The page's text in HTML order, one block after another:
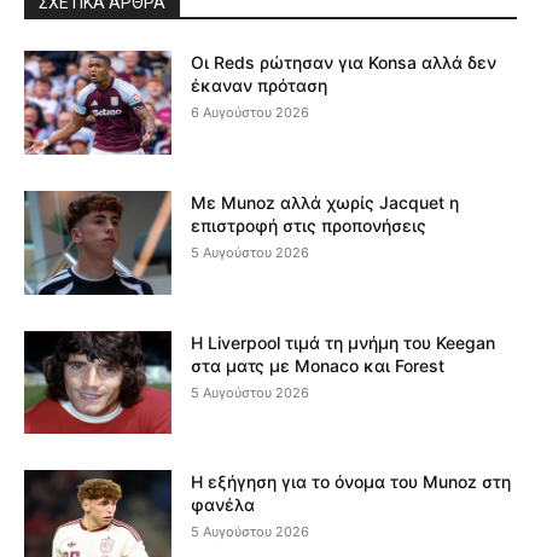
Οι Reds ρώτησαν για Konsa αλλά δεν
έκαναν πρόταση
6 Αυγούστου 2026
Με Munoz αλλά χωρίς Jacquet η
επιστροφή στις προπονήσεις
5 Αυγούστου 2026
Η Liverpool τιμά τη μνήμη του Keegan
στα ματς με Monaco και Forest
5 Αυγούστου 2026
Η εξήγηση για το όνομα του Munoz στη
φανέλα
5 Αυγούστου 2026